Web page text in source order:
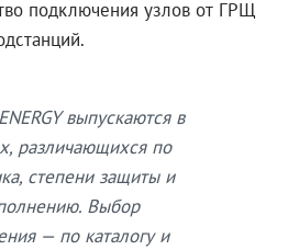
подключения узлов от ГРЩ
выпускаются в
различающихся по
степени защиты и
Выбор
— по каталогу и